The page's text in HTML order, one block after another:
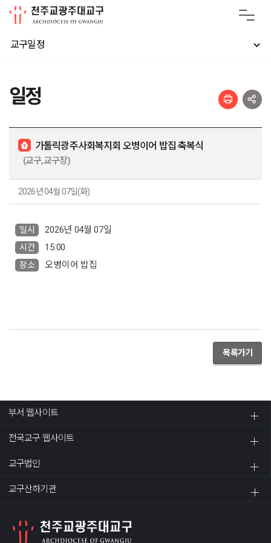
교구일정
일정
가톨릭광주사회복지회 오병이어 밥집 축복식
(교구,교구장)
2026년 04월 07일(화)
일시 2026년 04월 07일
시간 15:00
장소 오병이어 밥집
목록가기
부서 웹사이트
전국교구 웹사이트
교구법인
교구산하기관